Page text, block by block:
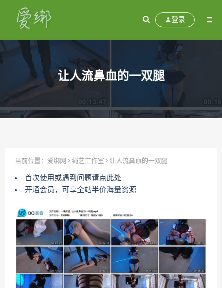
登录
让人流鼻血的一双腿
当前位置： 爱绑网 绳艺工作室 让人流鼻血的一双腿
首次使用或遇到问题请点此处
开通会员，可享全站半价海量资源